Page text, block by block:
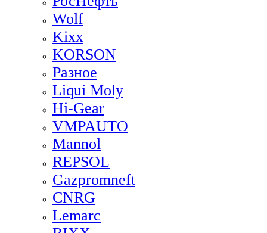
Wolf
Kixx
KORSON
Разное
Liqui Moly
Hi-Gear
VMPAUTO
Mannol
REPSOL
Gazpromneft
CNRG
Lemarc